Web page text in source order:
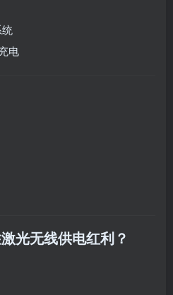
统
电
光无线供电红利？